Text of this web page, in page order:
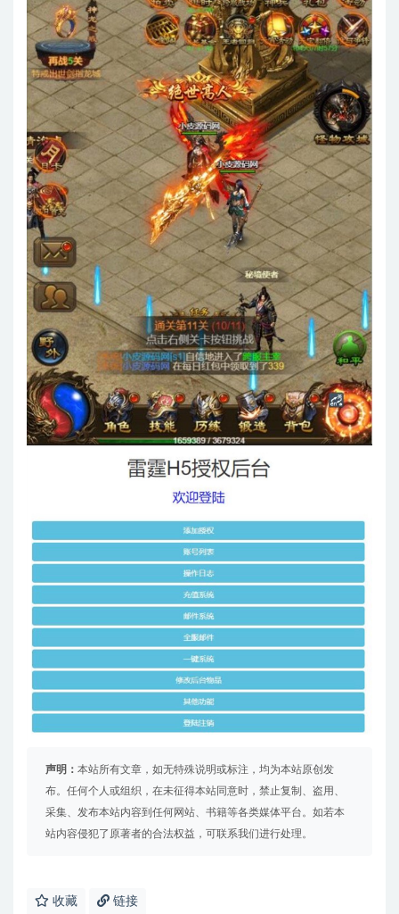
声明： 本站所有文章，如无特殊说明或标注，均为本站原创发
布。任何个人或组织，在未征得本站同意时，禁止复制、盗用、
采集、发布本站内容到任何网站、书籍等各类媒体平台。如若本
站内容侵犯了原著者的合法权益，可联系我们进行处理。
收藏 链接